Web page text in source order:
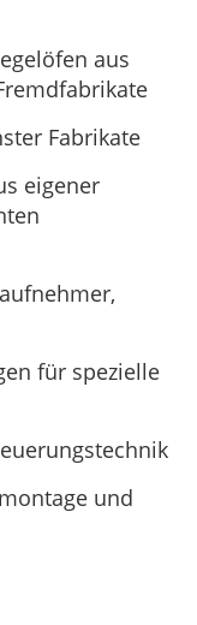
aus
Fabrikate
eigener
für spezielle
und